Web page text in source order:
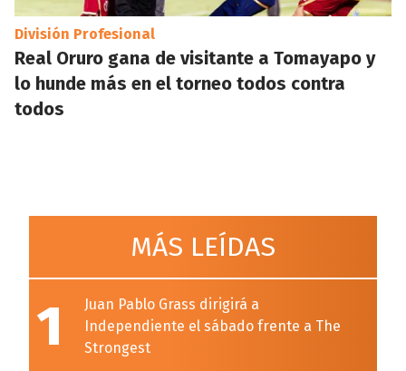
División Profesional
Real Oruro gana de visitante a Tomayapo y
lo hunde más en el torneo todos contra
todos
MÁS LEÍDAS
1
Juan Pablo Grass dirigirá a
Independiente el sábado frente a The
Strongest